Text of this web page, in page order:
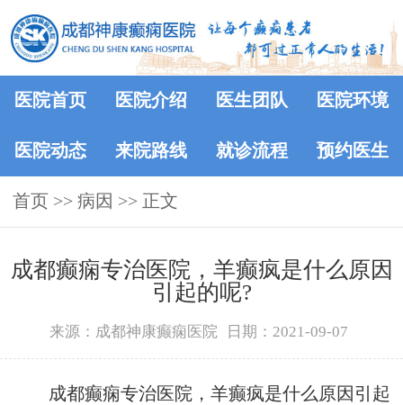
医院首页 医院介绍 医生团队 医院环境
医院动态 来院路线 就诊流程 预约医生
首页 >> 病因 >> 正文
成都癫痫专治医院，羊癫疯是什么原因
引起的呢?
来源：成都神康癫痫医院 日期：2021-09-07
成都癫痫专治医院，羊癫疯是什么原因引起